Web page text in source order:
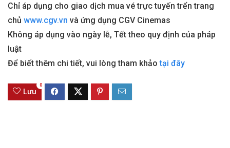
Chỉ áp dụng cho giao dịch mua vé trực tuyến trển trang
chủ www.cgv.vn và ứng dụng CGV Cinemas
Không áp dụng vào ngày lễ, Tết theo quy định của pháp
luật
Để biết thêm chi tiết, vui lòng tham khảotại đây
Lưu
0